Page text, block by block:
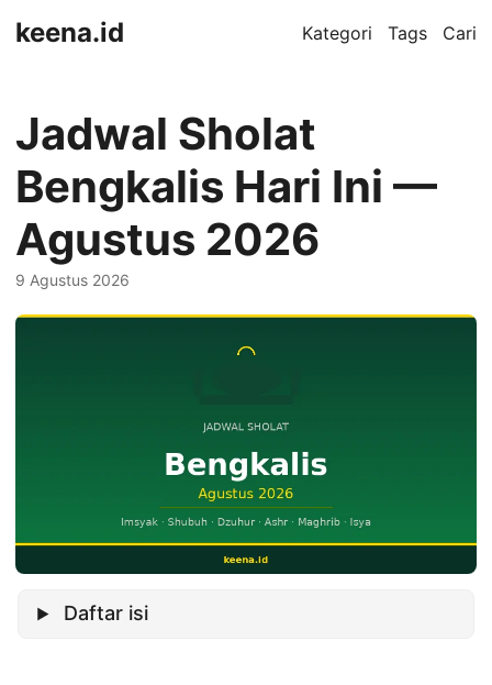
keena.id Kategori Tags Cari
Jadwal Sholat
Bengkalis Hari Ini —
Agustus 2026
9 Agustus 2026
Daftar isi